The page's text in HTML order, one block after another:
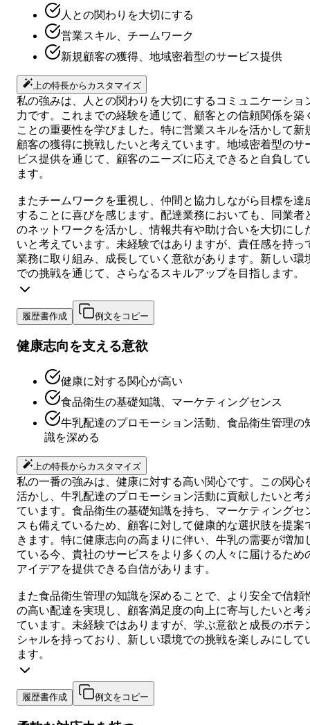
人との関わりを大切にする
営業スキル、チームワーク
新規顧客の獲得、地域密着型のサービス提供
上の特長からカスタマイズ
私の強みは、人との関わりを大切にするコミュニケーショ
力です。これまでの経験を通じて、顧客との信頼関係を築
ことの重要性を学びました。特に営業スキルを活かして新
顧客の獲得に挑戦したいと考えています。地域密着型のサ
ビス提供を通じて、顧客のニーズに応えできると自負して
ます。
またチームワークを重視し、仲間と協力しながら目標を達
することに喜びを感じます。配達業務においても、同業者
のネットワークを活かし、情報共有や助け合いを大切にし
いと考えています。未経験ではありますが、責任感を持っ
業務に取り組み、成長していく意欲があります。新しい環
での挑戦を通じて、さらなるスキルアップを目指します。
履歴書作成 例文をコピー
健康志向を支える意欲
健康に対する関心が高い
食品衛生の基礎知識、マーケティングセンス
牛乳配達のプロモーション活動、食品衛生管理の
識を深める
上の特長からカスタマイズ
私の一番の強みは、健康に対する高い関心です。この関心
活かし、牛乳配達のプロモーション活動に貢献したいと考
ています。食品衛生の基礎知識を持ち、マーケティングセ
スも備えているため、顧客に対して健康的な選択肢を提案
きます。特に健康志向の高まりに伴い、牛乳の需要が増加
ている今、貴社のサービスをより多くの人々に届けるため
アイデアを提供できる自信があります。
また食品衛生管理の知識を深めることで、より安全で信頼
の高い配達を実現し、顧客満足度の向上に寄与したいと考
ています。未経験ではありますが、学ぶ意欲と成長のポテ
シャルを持っており、新しい環境での挑戦を楽しみにして
ます。
履歴書作成 例文をコピー